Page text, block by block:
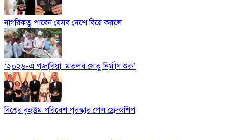
নাগরিকত্ব পাবেন যেসব দেশে বিয়ে করলে
‘২০২৬-এ গজারিয়া–মতলব সেতু নির্মাণ শুরু’
বিশ্বের বৃহত্তম পরিবেশ পুরস্কার পেল ফ্রেন্ডশিপ